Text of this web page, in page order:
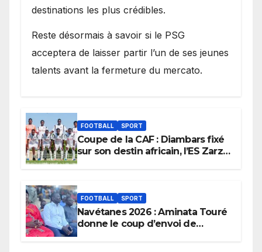
destinations les plus crédibles.
Reste désormais à savoir si le PSG
acceptera de laisser partir l’un de ses jeunes
talents avant la fermeture du mercato.
FOOTBALL SPORT
Coupe de la CAF : Diambars fixé
sur son destin africain, l’ES Zarzis
FOOTBALL SPORT
Navétanes 2026 : Aminata Touré
donne le coup d’envoi de